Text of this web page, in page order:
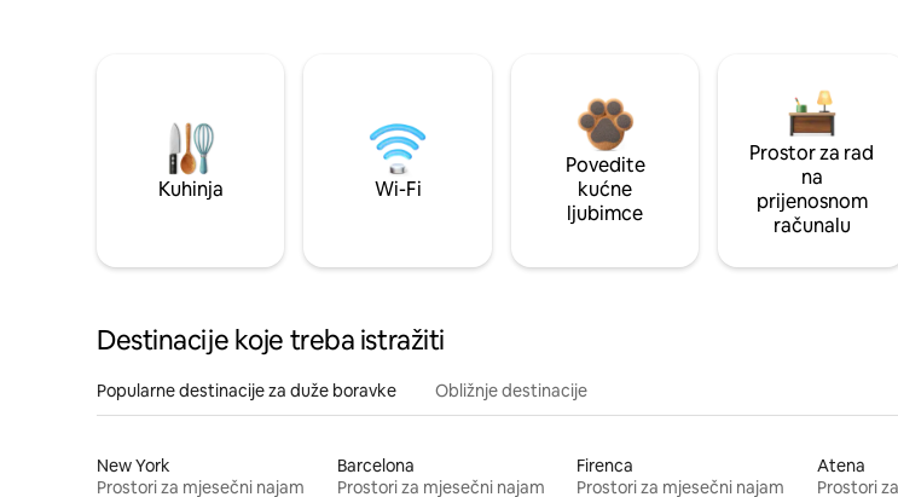
Kuhinja Wi-Fi
Povedite
kućne
ljubimce
Prostor za rad
na
prijenosnom
računalu
Destinacije koje treba istražiti
Popularne destinacije za duže boravke Obližnje destinacije
New York
Prostori za mjesečni najam
Barcelona
Prostori za mjesečni najam
Firenca
Prostori za mjesečni najam
Atena
Prostori